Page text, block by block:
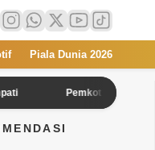
Piala Dunia 2026
Pemkot Cilegon akan